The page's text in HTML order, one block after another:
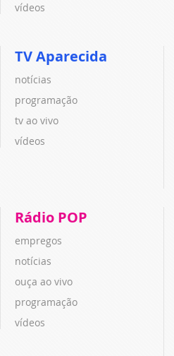
vídeos
TV Aparecida
notícias
programação
tv ao vivo
vídeos
Rádio POP
empregos
notícias
ouça ao vivo
programação
vídeos